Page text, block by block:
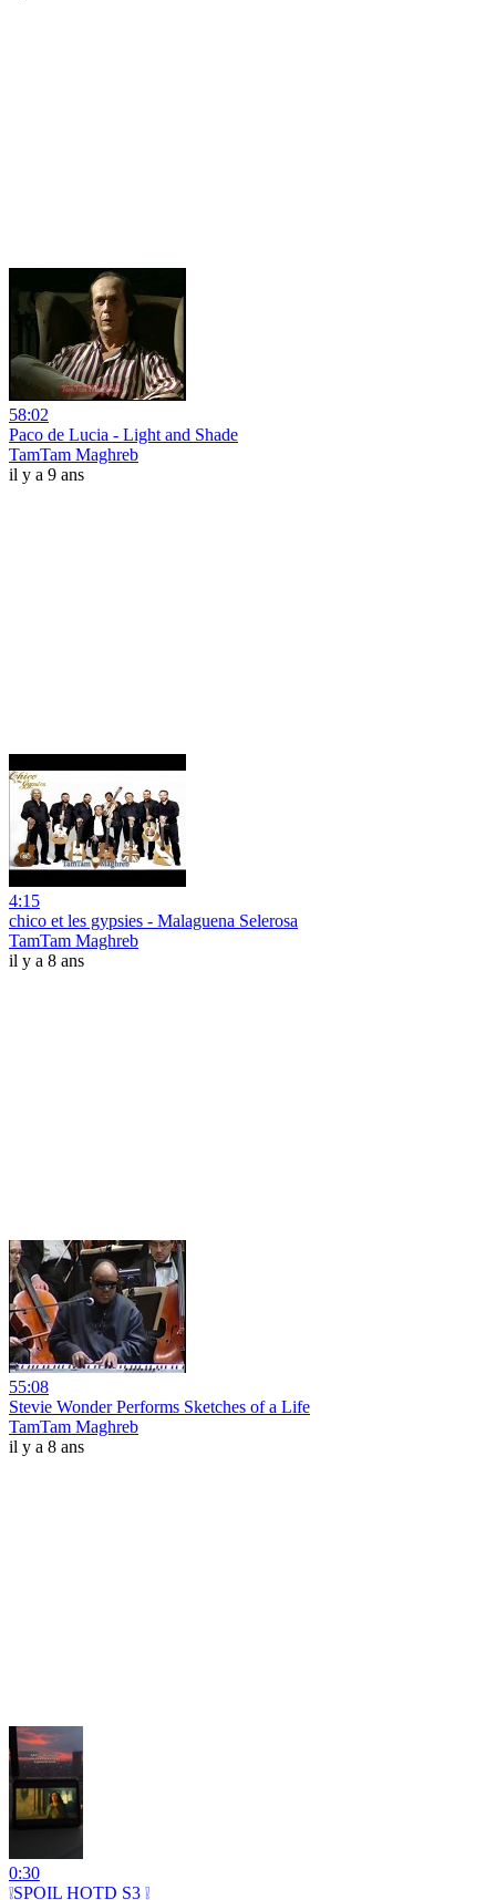
58:02
Paco de Lucia - Light and Shade
TamTam Maghreb
il y a 9 ans
4:15
chico et les gypsies - Malaguena Selerosa
TamTam Maghreb
il y a 8 ans
55:08
Stevie Wonder Performs Sketches of a Life
TamTam Maghreb
il y a 8 ans
0:30
❕SPOIL HOTD S3 ❕